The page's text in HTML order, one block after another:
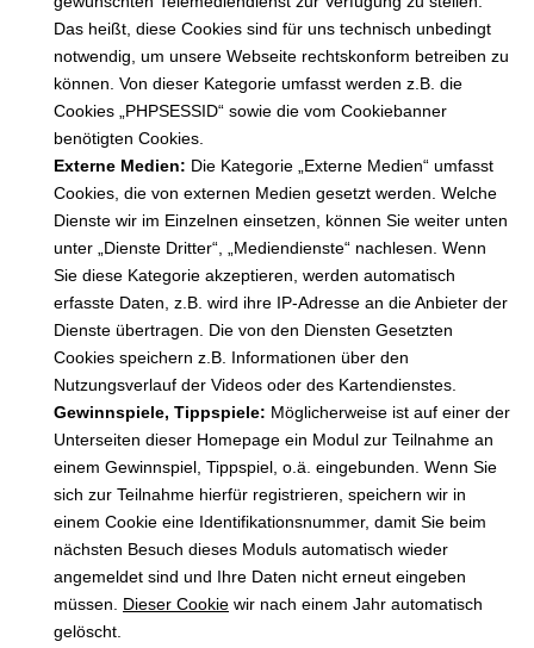
Das heißt, diese Cookies sind für uns technisch unbedingt
notwendig, um unsere Webseite rechtskonform betreiben zu
können. Von dieser Kategorie umfasst werden z.B. die
Cookies „PHPSESSID“ sowie die vom Cookiebanner
benötigten Cookies.
Externe Medien: Die Kategorie „Externe Medien“ umfasst
Cookies, die von externen Medien gesetzt werden. Welche
Dienste wir im Einzelnen einsetzen, können Sie weiter unten
unter „Dienste Dritter“, „Mediendienste“ nachlesen. Wenn
Sie diese Kategorie akzeptieren, werden automatisch
erfasste Daten, z.B. wird ihre IP-Adresse an die Anbieter der
Dienste übertragen. Die von den Diensten Gesetzten
Cookies speichern z.B. Informationen über den
Nutzungsverlauf der Videos oder des Kartendienstes.
Gewinnspiele, Tippspiele: Möglicherweise ist auf einer der
Unterseiten dieser Homepage ein Modul zur Teilnahme an
einem Gewinnspiel, Tippspiel, o.ä. eingebunden. Wenn Sie
sich zur Teilnahme hierfür registrieren, speichern wir in
einem Cookie eine Identifikationsnummer, damit Sie beim
nächsten Besuch dieses Moduls automatisch wieder
angemeldet sind und Ihre Daten nicht erneut eingeben
müssen. Dieser Cookie wir nach einem Jahr automatisch
gelöscht.